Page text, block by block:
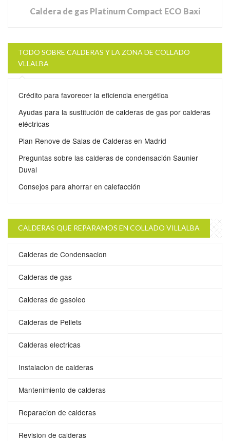
Caldera de gas Platinum Compact ECO Baxi
TODO SOBRE CALDERAS Y LA ZONA DE COLLADO
VLLALBA
Crédito para favorecer la eficiencia energética
Ayudas para la sustitución de calderas de gas por calderas
eléctricas
Plan Renove de Salas de Calderas en Madrid
Preguntas sobre las calderas de condensación Saunier
Duval
Consejos para ahorrar en calefacción
CALDERAS QUE REPARAMOS EN COLLADO VILLALBA
Calderas de Condensacion
Calderas de gas
Calderas de gasoleo
Calderas de Pellets
Calderas electricas
Instalacion de calderas
Mantenimiento de calderas
Reparacion de calderas
Revision de calderas